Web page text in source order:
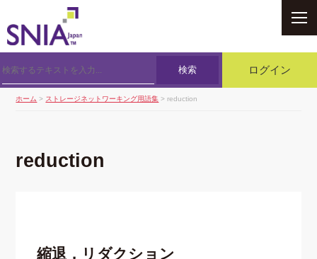
検索 ログイン
ホーム > ストレージネットワーキング用語集 > reduction
reduction
縮退，リダクション